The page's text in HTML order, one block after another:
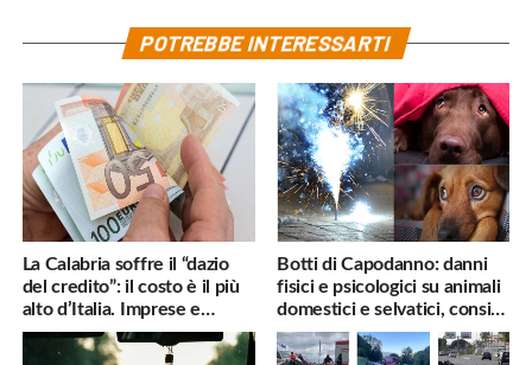
POTREBBE INTERESSARTI
La Calabria soffre il “dazio
del credito”: il costo è il più
alto d’Italia. Imprese e
famiglie penalizzate
Botti di Capodanno: danni
fisici e psicologici su animali
domestici e selvatici, consigli
utili